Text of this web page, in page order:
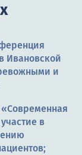
Ивановской
и
в